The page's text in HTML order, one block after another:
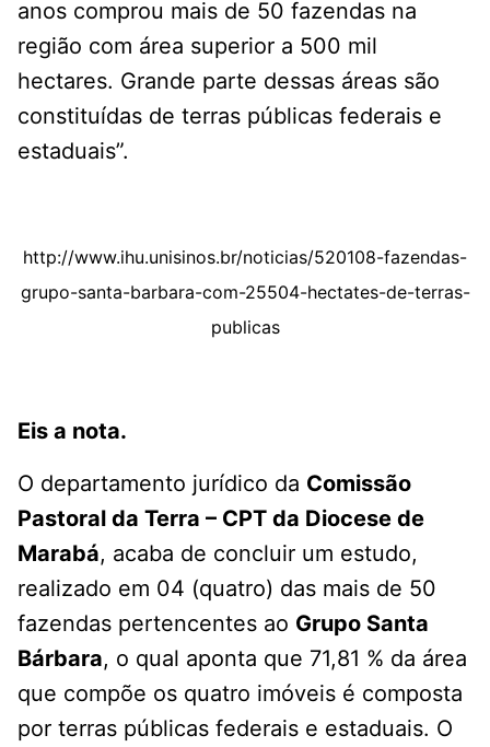
anos comprou mais de 50 fazendas na
região com área superior a 500 mil
hectares. Grande parte dessas áreas são
constituídas de terras públicas federais e
estaduais”.
http://www.ihu.unisinos.br/noticias/520108-fazendas-
grupo-santa-barbara-com-25504-hectates-de-terras-
publicas
Eis a nota.
O departamento jurídico da Comissão
Pastoral da Terra – CPT da Diocese de
Marabá, acaba de concluir um estudo,
realizado em 04 (quatro) das mais de 50
fazendas pertencentes ao Grupo Santa
Bárbara, o qual aponta que 71,81 % da área
que compõe os quatro imóveis é composta
por terras públicas federais e estaduais. O